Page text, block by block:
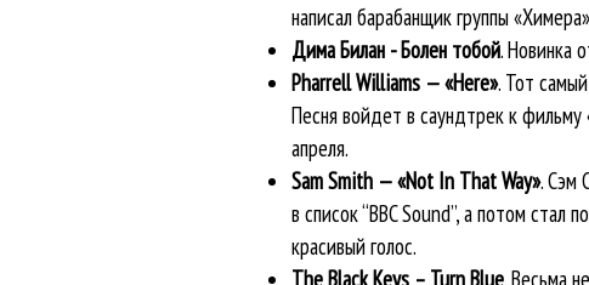
написал барабанщик группы
Дима Билан - Болен тобой. Новинка
Pharrell Williams — «Here». Тот
Песня войдет в саундтрек к фильму
апреля.
Sam Smith — «Not In That Way». Сэм
в список “BBC Sound”, а потом
красивый голос.
The Black Keys – Turn Blue. Весьма